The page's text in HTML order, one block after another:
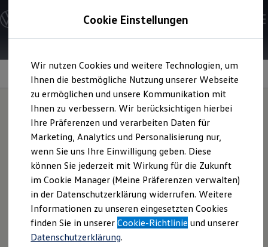
Hauptinhalt
springen
Footer
springen
Modelle und Konfigurator
Konfigurator
Modelle vergleichen
Elektroautos
ENERGY Sondermodelle
Nutzfahrzeuge
SUV und CUV
Familienautos
Kombis
Kompaktwagen
Sportwagen
Schnell verfügbare Fahrzeuge
Angebote und Produkte
Aktuelle Angebote
E-Auto-Förderung
Volkswagen Marktplatz
Die ENERGY Sondermodelle
Junge Gebrauchtwagen und Gebrauchtwagen
Volkswagen Zertifizierte Gebrauchtwagen
Elektromobilität bei Gebrauchtwagen
Nachträglich freischaltbare Funktionen
Wie wär's mit einem
Upgrade?
Cookie Einstellungen
Wir nutzen Cookies und weitere Technologien, um
Ihnen die bestmögliche Nutzung unserer Webseite
zu ermöglichen und unsere Kommunikation mit
Ihnen zu verbessern. Wir berücksichtigen hierbei
Ihre Präferenzen und verarbeiten Daten für
Marketing, Analytics und Personalisierung nur,
wenn Sie uns Ihre Einwilligung geben. Diese
können Sie jederzeit mit Wirkung für die Zukunft
im Cookie Manager (Meine Präferenzen verwalten)
in der Datenschutzerklärung widerrufen. Weitere
Informationen zu unseren eingesetzten Cookies
finden Sie in unsererCookie-Richtlinie und unserer
Datenschutzerklärung.